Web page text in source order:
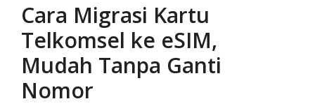
Cara Migrasi Kartu
Telkomsel ke eSIM,
Mudah Tanpa Ganti
Nomor